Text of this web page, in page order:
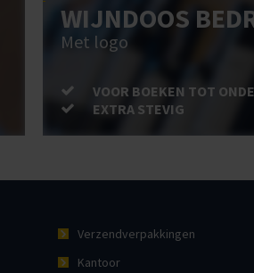
WIJNDOOS
Met logo
VOOR BOEKEN TOT
EXTRA STEVIG
Verzendverpakkingen
Kantoor